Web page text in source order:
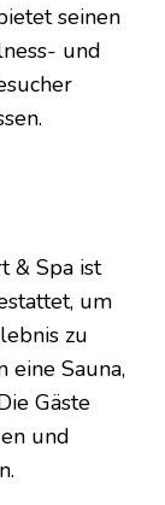
seinen
und
& Spa ist
um
zu
eine Sauna,
Gäste
und